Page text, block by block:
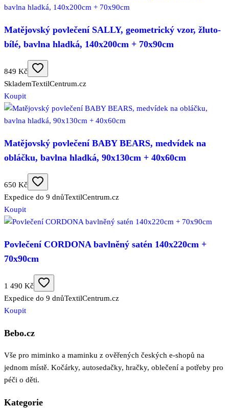
Matějovský povlečení SALLY, geometrický vzor, žluto-
bílé, bavlna hladká, 140x200cm + 70x90cm
849 Kč
SklademTextilCentrum.cz
Koupit
Matějovský povlečení BABY BEARS, medvídek na
obláčku, bavlna hladká, 90x130cm + 40x60cm
650 Kč
Expedice do 9 dnůTextilCentrum.cz
Koupit
Povlečení CORDONA bavlněný satén 140x220cm +
70x90cm
1 490 Kč
Expedice do 9 dnůTextilCentrum.cz
Koupit
Bebo.cz
Vše pro miminko a maminku z ověřených českých e-shopů na
jednom místě. Kočárky, autosedačky, hračky, oblečení a potřeby pro
péči o děti.
Kategorie